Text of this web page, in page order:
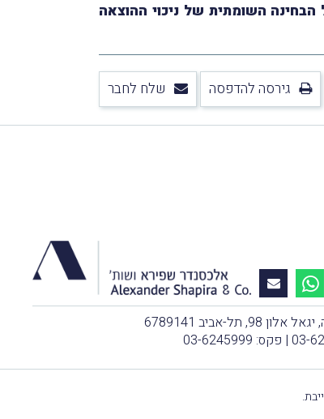
ואין בכך בכדי להשפיע על הבחינה השומתית של ניכוי ההוצאה
גירסה להדפסה שלח לחבר
תל-אביב 6789141
03- | פקס: 03-6245999